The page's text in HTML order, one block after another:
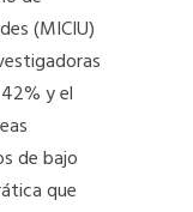
(MICIU)
y el
de bajo
que